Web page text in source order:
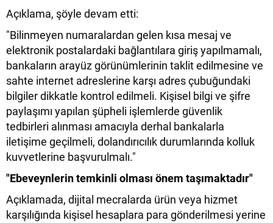
Açıklama, şöyle devam etti:
"Bilinmeyen numaralardan gelen kısa mesaj ve
elektronik postalardaki bağlantılara giriş yapılmamalı,
bankaların arayüz görünümlerinin taklit edilmesine ve
sahte internet adreslerine karşı adres çubuğundaki
bilgiler dikkatle kontrol edilmeli. Kişisel bilgi ve şifre
paylaşımı yapılan şüpheli işlemlerde güvenlik
tedbirleri alınması amacıyla derhal bankalarla
iletişime geçilmeli, dolandırıcılık durumlarında kolluk
kuvvetlerine başvurulmalı."
"Ebeveynlerin temkinli olması önem taşımaktadır"
Açıklamada, dijital mecralarda ürün veya hizmet
karşılığında kişisel hesaplara para gönderilmesi yerine